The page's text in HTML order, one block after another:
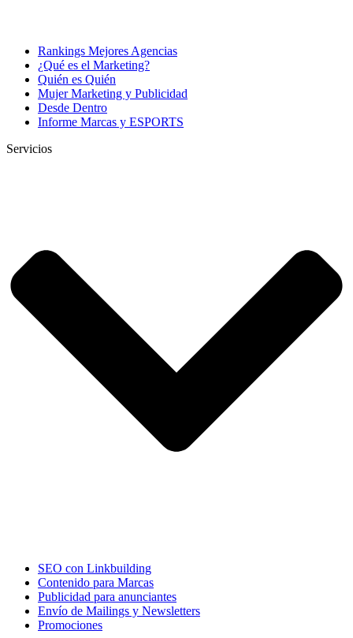
Rankings Mejores Agencias
¿Qué es el Marketing?
Quién es Quién
Mujer Marketing y Publicidad
Desde Dentro
Informe Marcas y ESPORTS
Servicios
SEO con Linkbuilding
Contenido para Marcas
Publicidad para anunciantes
Envío de Mailings y Newsletters
Promociones